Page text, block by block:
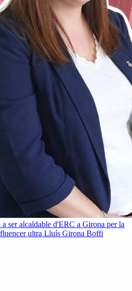
ser alcaldable d'ERC a Girona per la
ultra Lluís Girona Boffi